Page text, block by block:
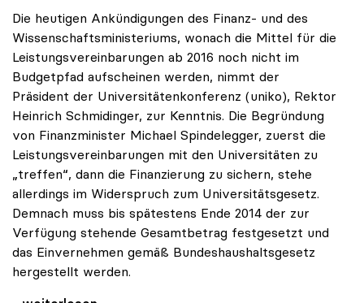
Die heutigen Ankündigungen des Finanz- und des
Wissenschaftsministeriums, wonach die Mittel für die
Leistungsvereinbarungen ab 2016 noch nicht im
Budgetpfad aufscheinen werden, nimmt der
Präsident der Universitätenkonferenz (uniko), Rektor
Heinrich Schmidinger, zur Kenntnis. Die Begründung
von Finanzminister Michael Spindelegger, zuerst die
Leistungsvereinbarungen mit den Universitäten zu
„treffen“, dann die Finanzierung zu sichern, stehe
allerdings im Widerspruch zum Universitätsgesetz.
Demnach muss bis spätestens Ende 2014 der zur
Verfügung stehende Gesamtbetrag festgesetzt und
das Einvernehmen gemäß Bundeshaushaltsgesetz
hergestellt werden.